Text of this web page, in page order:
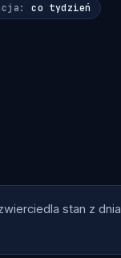
co tydzień
stan z dnia